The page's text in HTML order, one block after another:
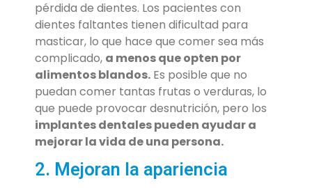
pérdida de dientes. Los pacientes con
dientes faltantes tienen dificultad para
masticar, lo que hace que comer sea más
complicado, a menos que opten por
alimentos blandos. Es posible que no
puedan comer tantas frutas o verduras, lo
que puede provocar desnutrición, pero los
implantes dentales pueden ayudar a
mejorar la vida de una persona.
2. Mejoran la apariencia